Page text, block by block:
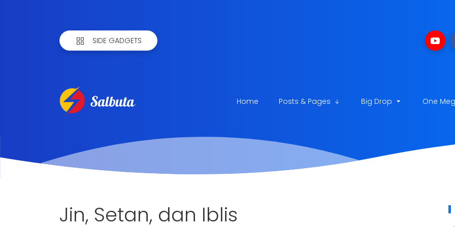
SIDE GADGETS
Home Posts & Pages Big Drop One
Jin, Setan, dan Iblis